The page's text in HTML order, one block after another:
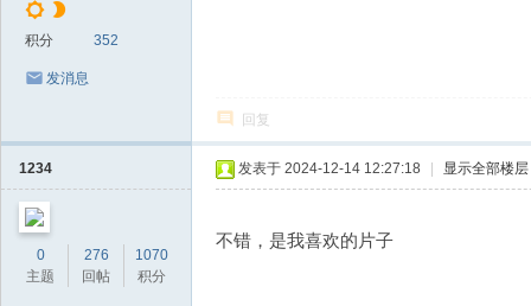
积分 352
发消息
回复
1234
0
主题
276
回帖
1070
积分
发表于 2024-12-14 12:27:18 显示全部楼层
不错，是我喜欢的片子